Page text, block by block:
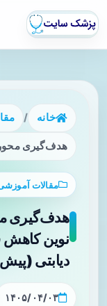
خانه /
هدف‌گیری محور USP۲۲–FGF۱۱: مسیر نوین کاهش فیبروز کلیوی در بیماری کلیوی دیابتی (پیش‌بالینی)
مقالات
نوین کاهش
دیابتی
۱۴۰۵/۰۴/۰۳